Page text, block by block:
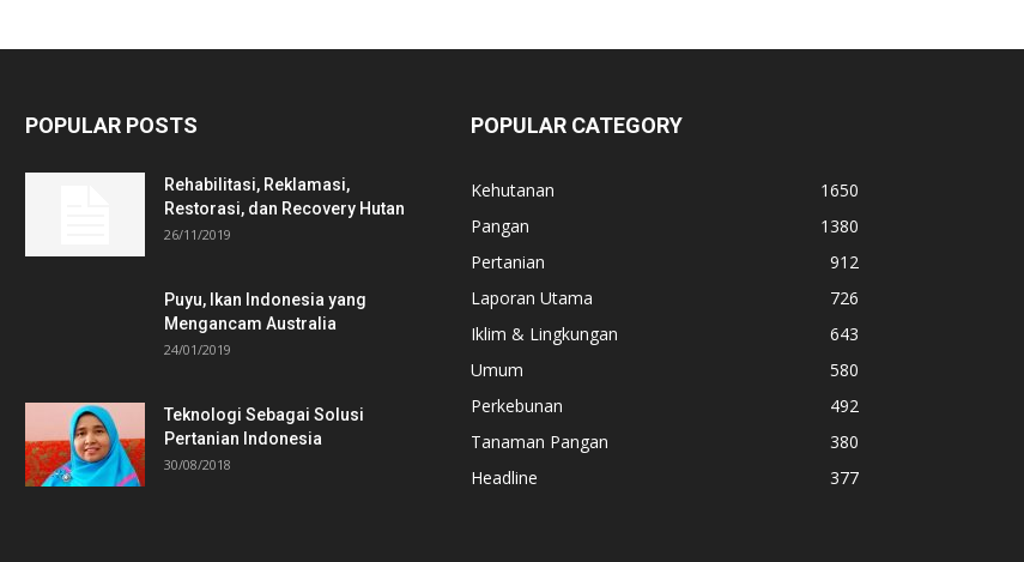
POPULAR POSTS
Rehabilitasi, Reklamasi,
Restorasi, dan Recovery Hutan
26/11/2019
Puyu, Ikan Indonesia yang
Mengancam Australia
24/01/2019
Teknologi Sebagai Solusi
Pertanian Indonesia
30/08/2018
POPULAR CATEGORY
Kehutanan
1650
Pangan
1380
Pertanian
912
Laporan Utama
726
Iklim & Lingkungan
643
Umum
580
Perkebunan
492
Tanaman Pangan
380
Headline
377